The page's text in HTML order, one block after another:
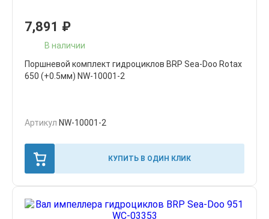
7,891 ₽
В наличии
Поршневой комплект гидроциклов BRP Sea-Doo Rotax
650 (+0.5мм) NW-10001-2
Артикул NW-10001-2
КУПИТЬ В ОДИН КЛИК